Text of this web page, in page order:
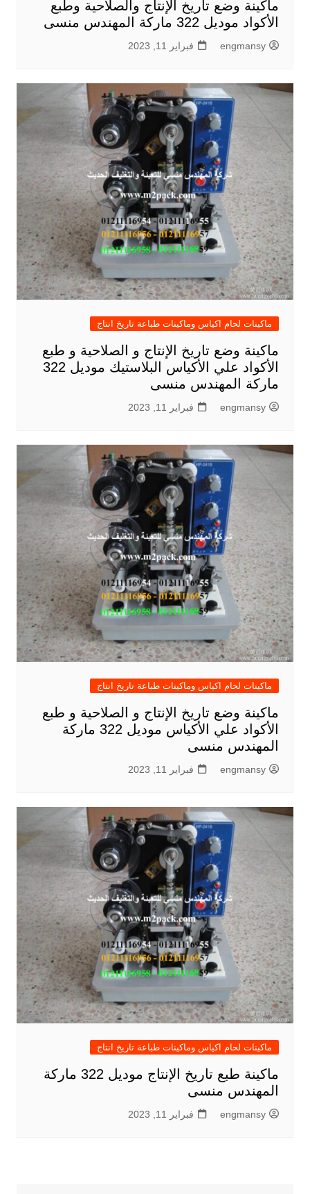
ماكينة وضع تاريخ الإنتاج والصلاحية وطبع
الأكواد موديل 322 ماركة المهندس منسى
engmansy فبراير 11, 2023
ماكينات لحام اكياس وماكينات طباعة تاريخ انتاج
ماكينة وضع تاريخ الإنتاج و الصلاحية و طبع
الأكواد علي الأكياس البلاستيك موديل 322
ماركة المهندس منسى
engmansy فبراير 11, 2023
ماكينات لحام اكياس وماكينات طباعة تاريخ انتاج
ماكينة وضع تاريخ الإنتاج و الصلاحية و طبع
الأكواد علي الأكياس موديل 322 ماركة
المهندس منسى
engmansy فبراير 11, 2023
ماكينات لحام اكياس وماكينات طباعة تاريخ انتاج
ماكينة طبع تاريخ الإنتاج موديل 322 ماركة
المهندس منسى
engmansy فبراير 11, 2023